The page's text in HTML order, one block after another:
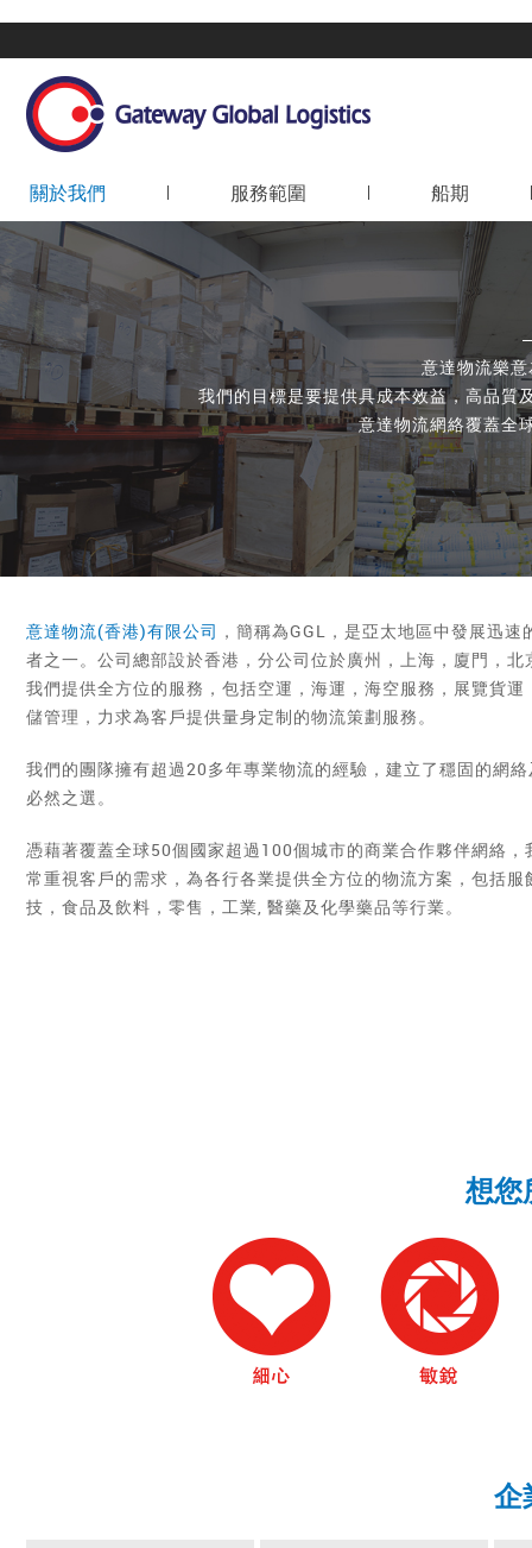
關於我們 服務範圍
空運
海運
物流
資訊科技
船期
意達物流樂
我們的目標是要提供具成本效益，高品質
意達物流網絡覆蓋全
意達物流(香港)有限公司 ，簡稱為GGL，是亞太地區中發展迅速
者之一。公司總部設於香港，分公司位於廣州，上海，廈門，北
我們提供全方位的服務，包括空運，海運，海空服務，展覽貨運
儲管理，力求為客戶提供量身定制的物流策劃服務。
我們的團隊擁有超過20多年專業物流的經驗，建立了穩固的網
必然之選。
憑藉著覆蓋全球50個國家超過100個城市的商業合作夥伴網絡，
常重視客戶的需求，為各行各業提供全方位的物流方案，包括服
技，食品及飲料，零售，工業, 醫藥及化學藥品等行業。
想您
企